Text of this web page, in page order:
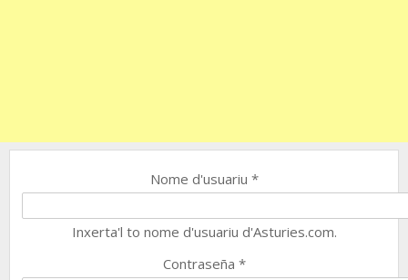
Nome d'usuariu *
Inxerta'l to nome d'usuariu d'Asturies.com.
Contraseña *